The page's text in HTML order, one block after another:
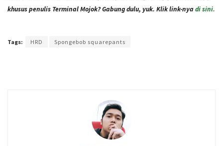
khusus penulis Terminal Mojok? Gabung dulu, yuk. Klik link-nyadi sini.
Tags: HRD Spongebob squarepants